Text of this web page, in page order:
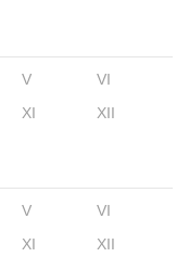
V
VI
XI XII
V
VI
XI XII